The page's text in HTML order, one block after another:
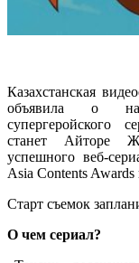
Казахстанская
объявила о
супергеройского
станет Айторе
успешного веб-
Asia Contents
Старт съемок
О чем сериал?